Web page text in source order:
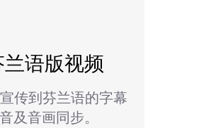
语版视频
传到芬兰语的字幕
及音画同步。